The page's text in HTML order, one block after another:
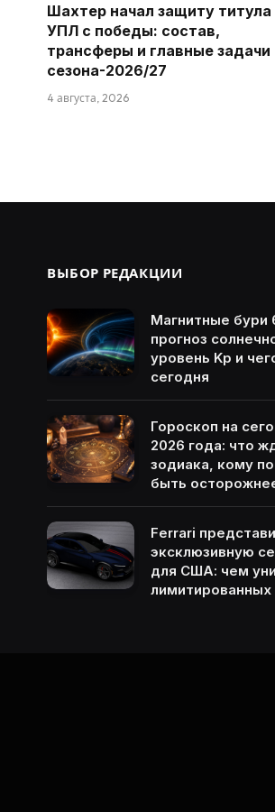
Шахтер начал защиту титула
УПЛ с победы: состав,
трансферы и главные задачи
сезона-2026/27
4 августа, 2026
ВЫБОР РЕДАКЦИИ
Магнитные бури
прогноз
уровень Kp и
сегодня
Гороскоп на
2026 года: что
зодиака, кому
быть
Ferrari
эксклюзивную
для США: чем